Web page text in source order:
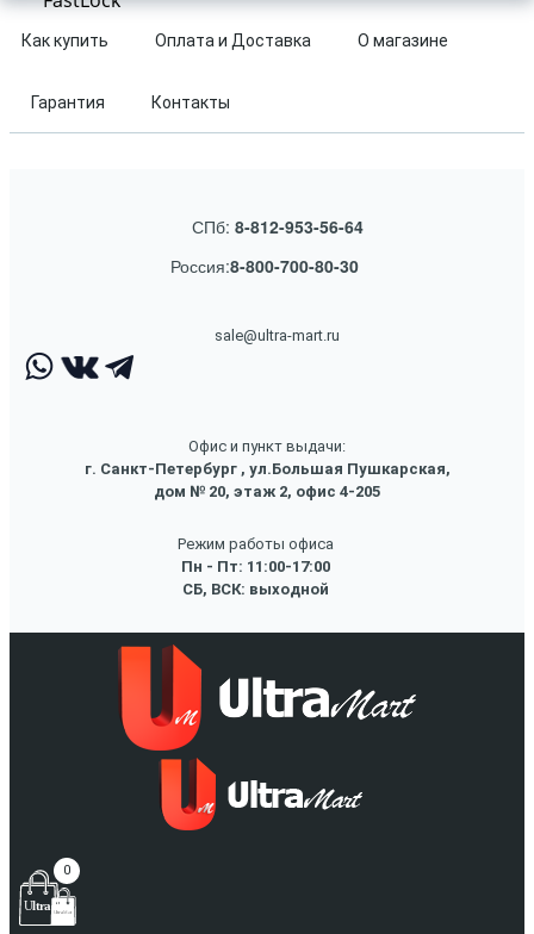
Как купить Оплата и Доставка О магазине
Гарантия Контакты
СПб: 8-812-953-56-64
Россия:8-800-700-80-30
sale@ultra-mart.ru
Офис и пункт выдачи:
г. Санкт-Петербург , ул.Большая Пушкарская,
дом № 20, этаж 2, офис 4-205
Режим работы офиса
Пн - Пт: 11:00-17:00
СБ, ВСК: выходной
0